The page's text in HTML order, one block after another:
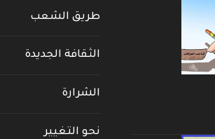
طريق الشعب
الثقافة الجديدة
الشرارة
نحو التغيير